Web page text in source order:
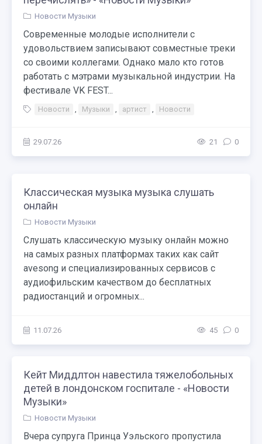
Новости Музыки
Современные молодые исполнители с
удовольствием записывают совместные треки
со своими коллегами. Однако мало кто готов
работать с мэтрами музыкальной индустрии. На
фестивале VK FEST...
Новости , Музыки , артист , Новости
29.07.26 21 0
Классическая музыка музыка слушать
онлайн
Новости Музыки
Слушать классическую музыку онлайн можно
на самых разных платформах таких как сайт
avesong и специализированных сервисов с
аудиофильским качеством до бесплатных
радиостанций и огромных...
11.07.26 45 0
Кейт Миддлтон навестила тяжелобольных
детей в лондонском госпитале - «Новости
Музыки»
Новости Музыки
Вчера супруга Принца Уэльского пропустила